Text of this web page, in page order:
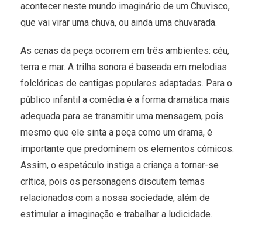
acontecer neste mundo imaginário de um Chuvisco,
que vai virar uma chuva, ou ainda uma chuvarada.
As cenas da peça ocorrem em três ambientes: céu,
terra e mar. A trilha sonora é baseada em melodias
folclóricas de cantigas populares adaptadas. Para o
público infantil a comédia é a forma dramática mais
adequada para se transmitir uma mensagem, pois
mesmo que ele sinta a peça como um drama, é
importante que predominem os elementos cômicos.
Assim, o espetáculo instiga a criança a tornar-se
crítica, pois os personagens discutem temas
relacionados com a nossa sociedade, além de
estimular a imaginação e trabalhar a ludicidade.